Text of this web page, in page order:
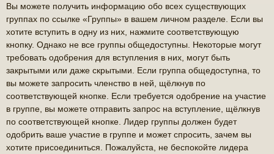
Вы можете получить информацию обо всех существующих
группах по ссылке «Группы» в вашем личном разделе. Если вы
хотите вступить в одну из них, нажмите соответствующую
кнопку. Однако не все группы общедоступны. Некоторые могут
требовать одобрения для вступления в них, могут быть
закрытыми или даже скрытыми. Если группа общедоступна, то
вы можете запросить членство в ней, щёлкнув по
соответствующей кнопке. Если требуется одобрение на участие
в группе, вы можете отправить запрос на вступление, щёлкнув
по соответствующей кнопке. Лидер группы должен будет
одобрить ваше участие в группе и может спросить, зачем вы
хотите присоединиться. Пожалуйста, не беспокойте лидера